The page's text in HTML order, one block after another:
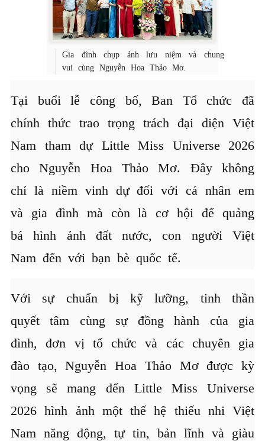
Gia đình chụp ảnh lưu niệm và chung
vui cùng Nguyễn Hoa Thảo Mơ.
Tại buổi lễ công bố, Ban Tổ chức đã
chính thức trao trọng trách đại diện Việt
Nam tham dự Little Miss Universe 2026
cho Nguyễn Hoa Thảo Mơ. Đây không
chỉ là niềm vinh dự đối với cá nhân em
và gia đình mà còn là cơ hội để quảng
bá hình ảnh đất nước, con người Việt
Nam đến với bạn bè quốc tế.
Với sự chuẩn bị kỹ lưỡng, tinh thần
quyết tâm cùng sự đồng hành của gia
đình, đơn vị tổ chức và các chuyên gia
đào tạo, Nguyễn Hoa Thảo Mơ được kỳ
vọng sẽ mang đến Little Miss Universe
2026 hình ảnh một thế hệ thiếu nhi Việt
Nam năng động, tự tin, bản lĩnh và giàu